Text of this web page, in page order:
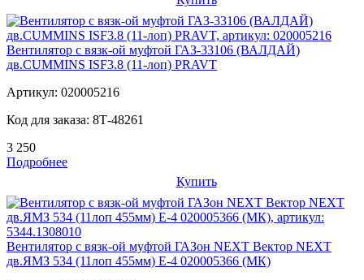
Вентилятор с вязк-ой муфтой ГАЗ-33106 (ВАЛДАЙ)
дв.CUMMINS ISF3.8 (11-лоп) PRAVT
Артикул: 020005216
Код для заказа: 8Т-48261
3 250
Подробнее
Купить
Вентилятор с вязк-ой муфтой ГАЗон NEXT Вектор NEXT
дв.ЯМЗ 534 (11лоп 455мм) Е-4 020005366 (МК)